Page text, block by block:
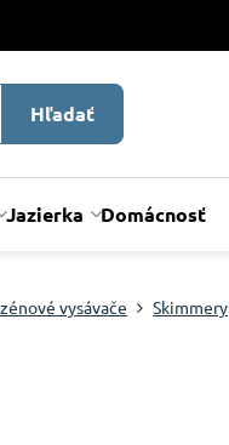
Hľadať
Jazierka Domácnosť
vysávače Skimmery